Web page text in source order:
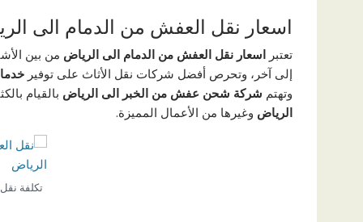
اسعار نقل العفش من الدمام الى
تعتبر اسعار نقل العفش من الدمام الى الرياض من بين
إلى آخر، وتحرص أفضل شركات نقل الأثاث على توفير
وتهتم شركة شحن عفش من الخبر الى الرياض بالقيام
الرياض وغيرها من الأعمال المميزة.
تكلفة